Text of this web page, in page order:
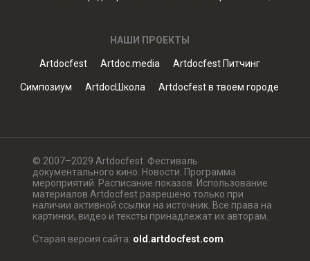
НАШИ ПРОЕКТЫ
Artdocfest Artdoc.media Artdocfest Питчинг
Симпозиум ArtdocШкола Artdocfest в твоем городе
© 2007–2029 Artdocfest. Фестиваль
документального кино. Новости. Программа
мероприятий. Расписание показов. Использование
материалов Artdocfest разрешено только при
наличии активной ссылки на источник. Все права на
картинки, видео и тексты принадлежат их авторам.
Старая версия сайта: old.artdocfest.com